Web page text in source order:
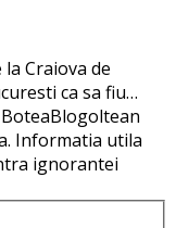
Craiova de
ca sa fiu…
Informatia utila
ignorantei